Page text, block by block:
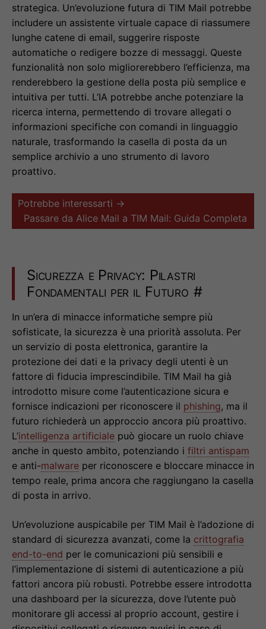
strategica. Un’evoluzione futura di TIM Mail potrebbe
includere un assistente virtuale capace di riassumere
lunghe catene di email, suggerire risposte
automatiche o redigere bozze di messaggi. Queste
funzionalità non solo migliorerebbero l’efficienza, ma
renderebbero la gestione della posta più semplice e
intuitiva per tutti. L’IA potrebbe anche potenziare la
ricerca interna, permettendo di trovare allegati o
informazioni specifiche con comandi in linguaggio
naturale, trasformando la casella di posta da un
semplice archivio a uno strumento di lavoro
proattivo.
Potrebbe interessarti →
Passare da Alice Mail a TIM Mail: Guida Completa
Sicurezza e Privacy: Pilastri
Fondamentali per il Futuro #
In un’era di minacce informatiche sempre più
sofisticate, la sicurezza è una priorità assoluta. Per
un servizio di posta elettronica, garantire la
protezione dei dati e la privacy degli utenti è un
fattore di fiducia imprescindibile. TIM Mail ha già
introdotto misure come l’autenticazione sicura e
fornisce indicazioni per riconoscere il phishing, ma il
futuro richiederà un approccio ancora più proattivo.
L’intelligenza artificiale può giocare un ruolo chiave
anche in questo ambito, potenziando i filtri antispam
e anti-malware per riconoscere e bloccare minacce in
tempo reale, prima ancora che raggiungano la casella
di posta in arrivo.
Un’evoluzione auspicabile per TIM Mail è l’adozione di
standard di sicurezza avanzati, come la crittografia
end-to-end per le comunicazioni più sensibili e
l’implementazione di sistemi di autenticazione a più
fattori ancora più robusti. Potrebbe essere introdotta
una dashboard per la sicurezza, dove l’utente può
monitorare gli accessi al proprio account, gestire i